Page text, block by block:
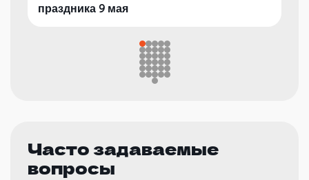
праздника 9 мая
Часто задаваемые
вопросы